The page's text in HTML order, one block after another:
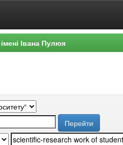
Івана Пулюя